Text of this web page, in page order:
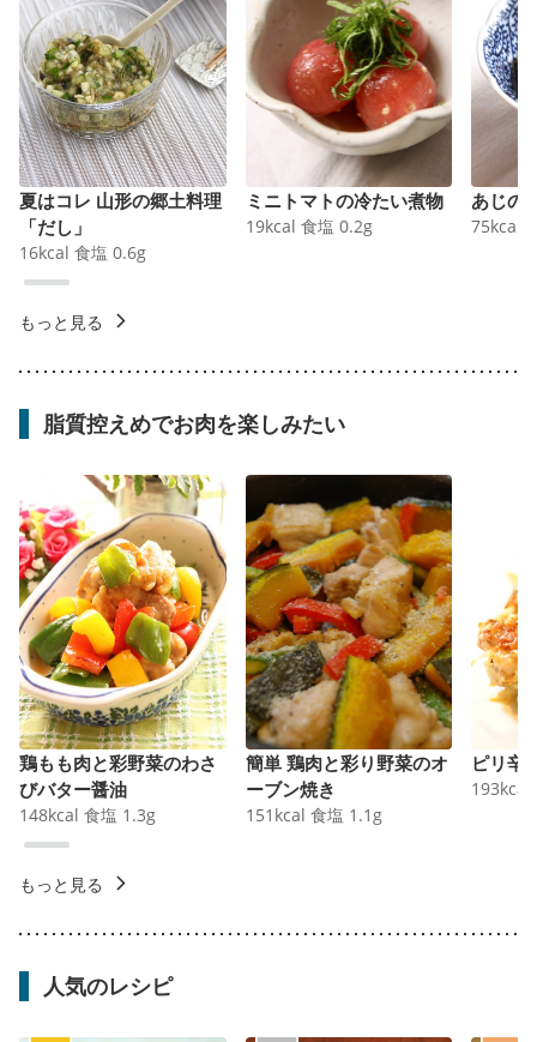
夏はコレ 山形の郷土料理
「だし」
16kcal 食塩 0.6g
ミニトマトの冷たい煮物
19kcal 食塩 0.2g
あじの
75kcal
もっと見る
脂質控えめでお肉を楽しみたい
鶏もも肉と彩野菜のわさ
びバター醤油
148kcal 食塩 1.3g
簡単 鶏肉と彩り野菜のオ
ーブン焼き
151 kcal 食塩 1.1 g
ピリ辛
193kcal
もっと見る
人気のレシピ